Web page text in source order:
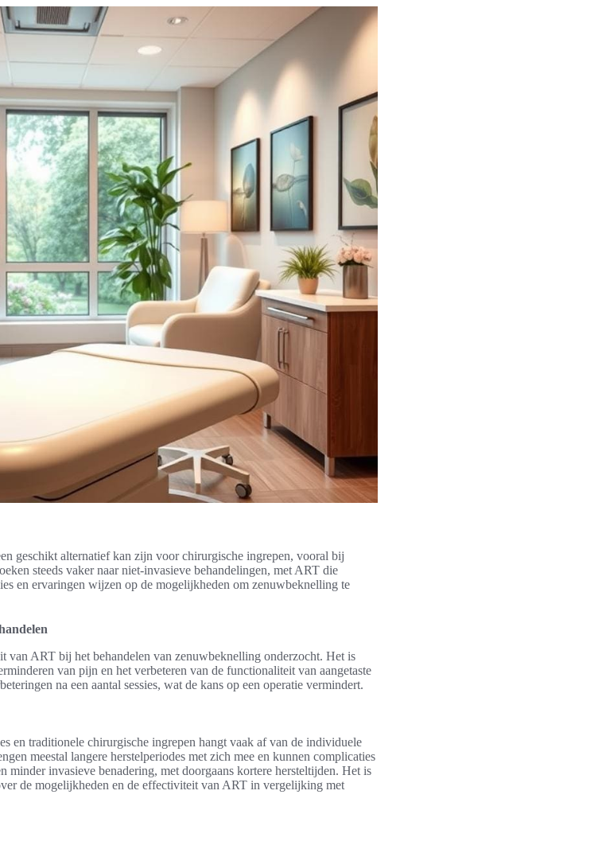
geschikt alternatief kan zijn voor chirurgische ingrepen, vooral bij
steeds vaker naar niet-invasieve behandelingen, met ART die
en ervaringen wijzen op de mogelijkheden om zenuwbeknelling te
van ART bij het behandelen van zenuwbeknelling onderzocht. Het is
van pijn en het verbeteren van de functionaliteit van aangetaste
na een aantal sessies, wat de kans op een operatie vermindert.
en traditionele chirurgische ingrepen hangt vaak af van de individuele
meestal langere herstelperiodes met zich mee en kunnen complicaties
minder invasieve benadering, met doorgaans kortere hersteltijden. Het is
de mogelijkheden en de effectiviteit van ART in vergelijking met